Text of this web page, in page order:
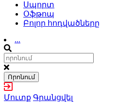
Սպորտ
Օֆթոպ
Բոլոր հոդվածները
...
Որոնում
Մուտք Գրանցվել